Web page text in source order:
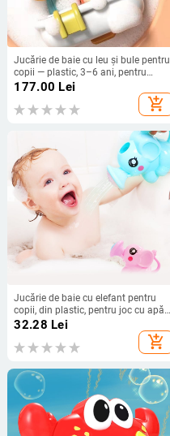
Jucărie de baie cu leu și bule pentru
copii — plastic, 3–6 ani, pentru
băieți și fete, însoțitor educațional
177.00 Lei
add_shopping_cart
Jucărie de baie cu elefant pentru
copii, din plastic, pentru joc cu apă,
vârsta 3–6 ani, cu duș.
32.28 Lei
add_shopping_cart